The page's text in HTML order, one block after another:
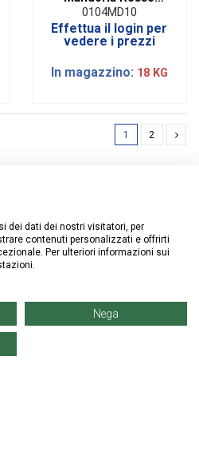
Denaro Via
Fiume51|1 KG
0104MD10
Effettua il login per
vedere i prezzi
In magazzino: 18 KG
1 2
NEWSLETTER
dei dati dei nostri visitatori, per
contenuti personalizzati e offrirti
Per ulteriori informazioni sui
Nega